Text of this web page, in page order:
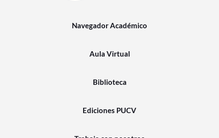
Navegador Académico
Aula Virtual
Biblioteca
Ediciones PUCV